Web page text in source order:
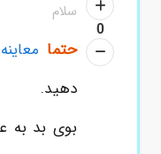
0
سلام
حتما معاینه
دهید.
بوی بد به